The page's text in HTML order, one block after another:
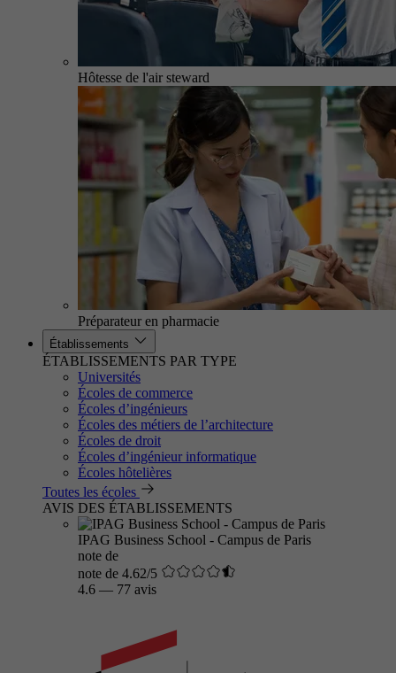
Hôtesse de l'air steward
Préparateur en pharmacie
Établissements
ÉTABLISSEMENTS PAR TYPE
Universités
Écoles de commerce
Écoles d’ingénieurs
Écoles des métiers de l’architecture
Écoles de droit
Écoles d’ingénieur informatique
Écoles hôtelières
Toutes les écoles
AVIS DES ÉTABLISSEMENTS
IPAG Business School - Campus de Paris
note de
note de 4.62/5
4.6 — 77 avis